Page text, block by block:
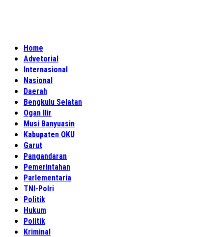
Home
Advetorial
Internasional
Nasional
Daerah
Bengkulu Selatan
Ogan Ilir
Musi Banyuasin
Kabupaten OKU
Garut
Pangandaran
Pemerintahan
Parlementaria
TNI-Polri
Politik
Hukum
Politik
Kriminal